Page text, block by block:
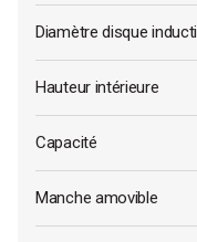
Diamètre disque
Hauteur intérieure
Capacité
Manche amovible